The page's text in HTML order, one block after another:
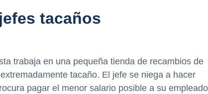
tacaños
trabaja en una pequeña tienda de recambios de
tacaño. El jefe se niega a hacer
pagar el menor salario posible a su